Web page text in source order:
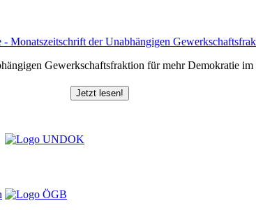
Gewerkschaftsfraktion für mehr Demokratie
Jetzt lesen!